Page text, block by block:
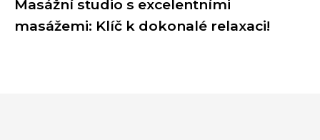
Masážní studio s excelentními
masážemi: Klíč k dokonalé relaxaci!